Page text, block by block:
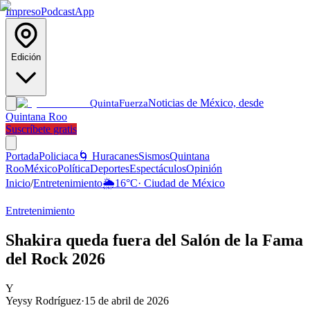
ImpresoPodcastApp
Edición
QuintaFuerzaNoticias de México, desde
Quintana Roo
Suscríbete gratis
PortadaPoliciaca 🌀 HuracanesSismosQuintana
RooMéxicoPolíticaDeportesEspectáculosOpinión
Inicio/Entretenimiento🌦️16°C· Ciudad de México
Entretenimiento
Shakira queda fuera del Salón de la Fama
del Rock 2026
Y
Yeysy Rodríguez·15 de abril de 2026